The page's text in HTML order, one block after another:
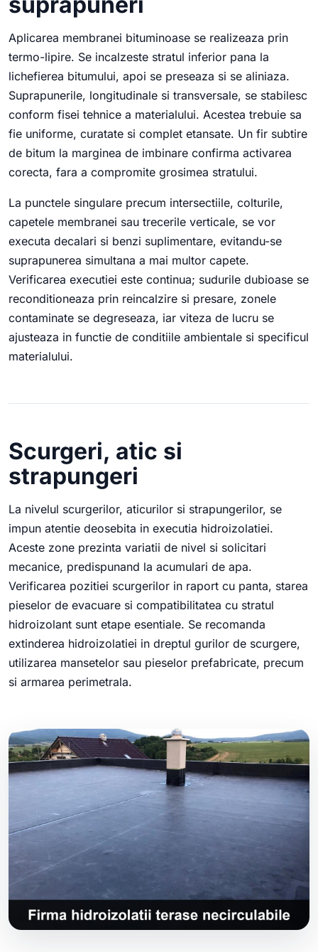
Aplicarea membranei bituminoase se realizeaza prin
termo-lipire. Se incalzeste stratul inferior pana la
lichefierea bitumului, apoi se preseaza si se aliniaza.
Suprapunerile, longitudinale si transversale, se stabilesc
conform fisei tehnice a materialului. Acestea trebuie sa
fie uniforme, curatate si complet etansate. Un fir subtire
de bitum la marginea de imbinare confirma activarea
corecta, fara a compromite grosimea stratului.
La punctele singulare precum intersectiile, colturile,
capetele membranei sau trecerile verticale, se vor
executa decalari si benzi suplimentare, evitandu-se
suprapunerea simultana a mai multor capete.
Verificarea executiei este continua; sudurile dubioase se
reconditioneaza prin reincalzire si presare, zonele
contaminate se degreseaza, iar viteza de lucru se
ajusteaza in functie de conditiile ambientale si specificul
materialului.
Scurgeri, atic si
strapungeri
La nivelul scurgerilor, aticurilor si strapungerilor, se
impun atentie deosebita in executia hidroizolatiei.
Aceste zone prezinta variatii de nivel si solicitari
mecanice, predispunand la acumulari de apa.
Verificarea pozitiei scurgerilor in raport cu panta, starea
pieselor de evacuare si compatibilitatea cu stratul
hidroizolant sunt etape esentiale. Se recomanda
extinderea hidroizolatiei in dreptul gurilor de scurgere,
utilizarea mansetelor sau pieselor prefabricate, precum
si armarea perimetrala.